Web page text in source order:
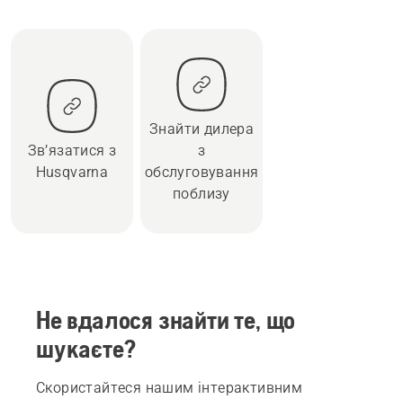
Зв’язатися з
Husqvarna
Знайти дилера
з
обслуговування
поблизу
Не вдалося знайти те, що
шукаєте?
Скористайтеся нашим інтерактивним